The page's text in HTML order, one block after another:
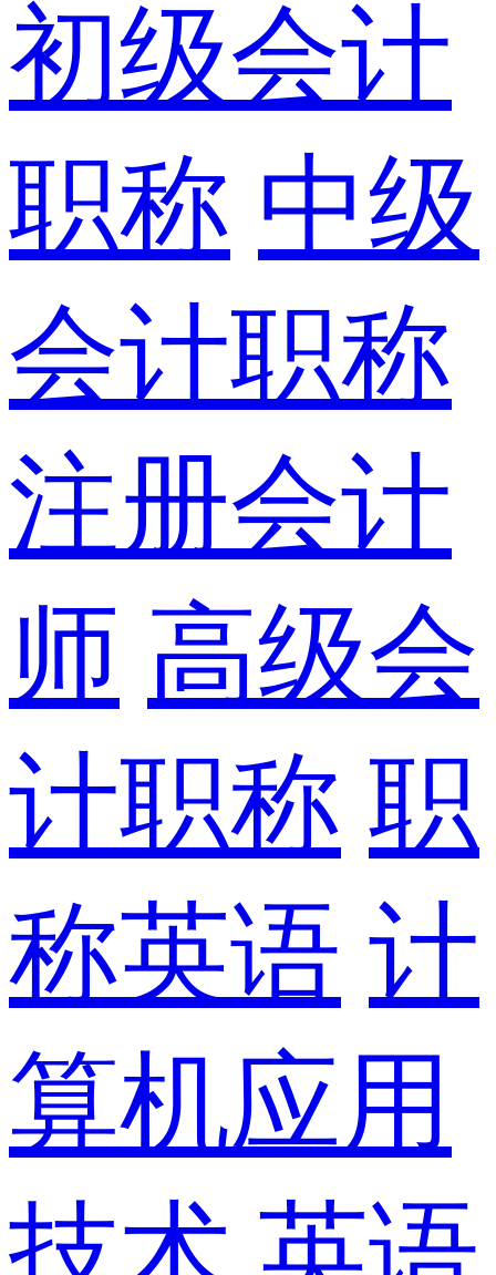
初级会计
职称 中级
会计职称
注册会计
师 高级会
计职称 职
称英语 计
算机应用